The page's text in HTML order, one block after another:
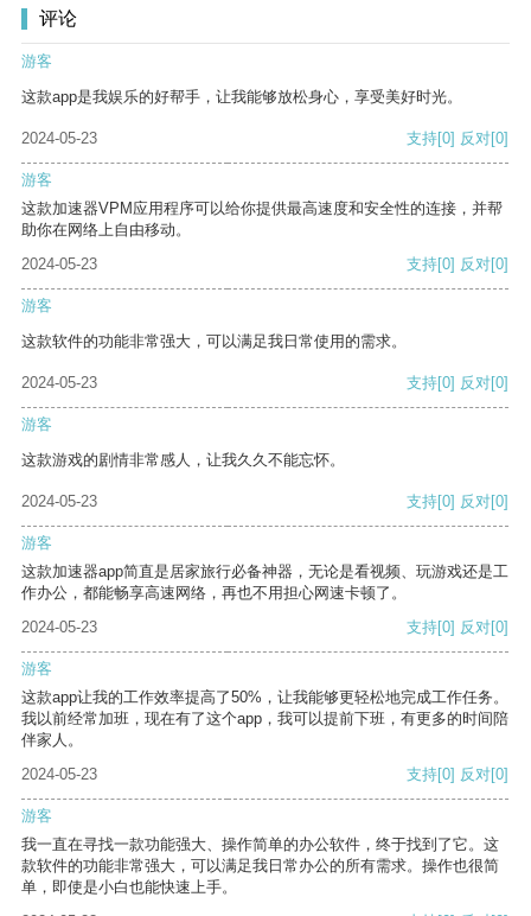
评论
游客
这款app是我娱乐的好帮手，让我能够放松身心，享受美好时光。
2024-05-23 支持[0] 反对[0]
游客
这款加速器VPM应用程序可以给你提供最高速度和安全性的连接，并帮
助你在网络上自由移动。
2024-05-23
支持[0] 反对[0]
游客
这款软件的功能非常强大，可以满足我日常使用的需求。
2024-05-23 支持[0] 反对[0]
游客
这款游戏的剧情非常感人，让我久久不能忘怀。
2024-05-23 支持[0] 反对[0]
游客
这款加速器app简直是居家旅行必备神器，无论是看视频、玩游戏还是工
作办公，都能畅享高速网络，再也不用担心网速卡顿了。
2024-05-23
支持[0] 反对[0]
游客
这款app让我的工作效率提高了50%，让我能够更轻松地完成工作任务。
我以前经常加班，现在有了这个app，我可以提前下班，有更多的时间陪
伴家人。
2024-05-23
支持[0] 反对[0]
游客
我一直在寻找一款功能强大、操作简单的办公软件，终于找到了它。这
款软件的功能非常强大，可以满足我日常办公的所有需求。操作也很简
单，即使是小白也能快速上手。